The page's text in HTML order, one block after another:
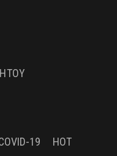
19
HOT